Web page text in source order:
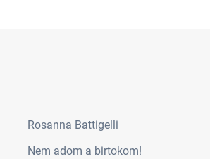
Rosanna Battigelli
Nem adom a birtokom!